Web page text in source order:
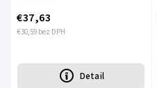
€30,59 bez DPH
€37,63
Detail